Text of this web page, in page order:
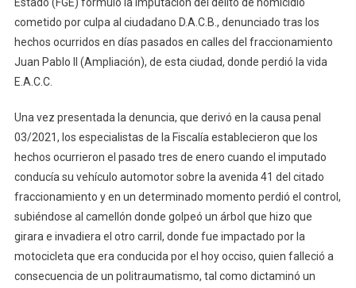
Homicidio
Ocurrido
En
Accidente
cometido por culpa al ciudadano D.A.C.B., denunciado tras los
hechos ocurridos en días pasados en calles del fraccionamiento
Juan Pablo II (Ampliación), de esta ciudad, donde perdió la vida
E.A.C.C.
Una vez presentada la denuncia, que derivó en la causa penal
03/2021, los especialistas de la Fiscalía establecieron que los
hechos ocurrieron el pasado tres de enero cuando el imputado
conducía su vehículo automotor sobre la avenida 41 del citado
fraccionamiento y en un determinado momento perdió el control,
subiéndose al camellón donde golpeó un árbol que hizo que
girara e invadiera el otro carril, donde fue impactado por la
motocicleta que era conducida por el hoy occiso, quien falleció a
consecuencia de un politraumatismo, tal como dictaminó un